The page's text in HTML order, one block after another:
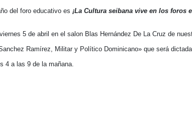
del foro educativo es ¡La Cultura seibana vive en los foros
5 de abril en el salon Blas Hernández De La Cruz de
Ramírez, Militar y Político Dominicano» que será
4 a las 9 de la mañana.